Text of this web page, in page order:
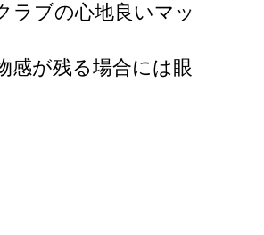
ラブの心地良いマッ
感が残る場合には眼